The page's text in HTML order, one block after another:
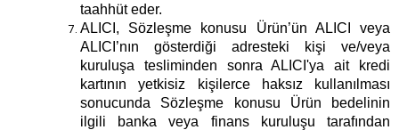
taahhüt eder.
ALICI, Sözleşme konusu Ürün’ün ALICI veya
ALICI’nın gösterdiği adresteki kişi ve/veya
kuruluşa tesliminden sonra ALICI'ya ait kredi
kartının yetkisiz kişilerce haksız kullanılması
sonucunda Sözleşme konusu Ürün bedelinin
ilgili banka veya finans kuruluşu tarafından